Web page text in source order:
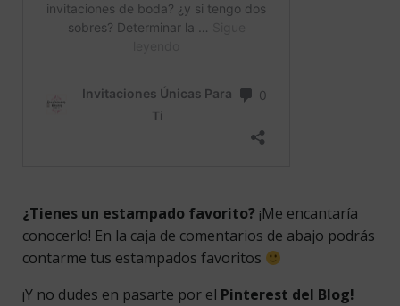
¿Tienes un estampado favorito? ¡Me encantaría
conocerlo! En la caja de comentarios de abajo podrás
contarme tus estampados favoritos
¡Y no dudes en pasarte por el Pinterest del Blog!